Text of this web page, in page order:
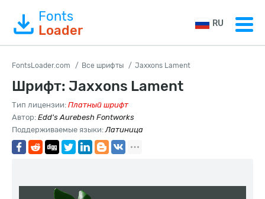
Fonts
Loader
RU
FontsLoader.com Все шрифты Jaxxons Lament
Шрифт: Jaxxons Lament
Тип лицензии: Платный шрифт
Автор: Edd's Aurebesh Fontworks
Поддерживаемые языки:Латиница